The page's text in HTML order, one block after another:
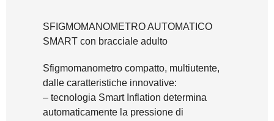
SFIGMOMANOMETRO AUTOMATICO
SMART con bracciale adulto
Sfigmomanometro compatto, multiutente,
dalle caratteristiche innovative:
– tecnologia Smart Inflation determina
automaticamente la pressione di